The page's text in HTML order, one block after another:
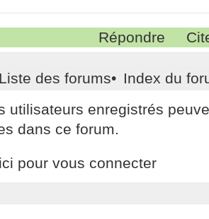
Répondre
Liste des forums• Index du
utilisateurs enregistrés
dans ce forum.
pour vous connecter